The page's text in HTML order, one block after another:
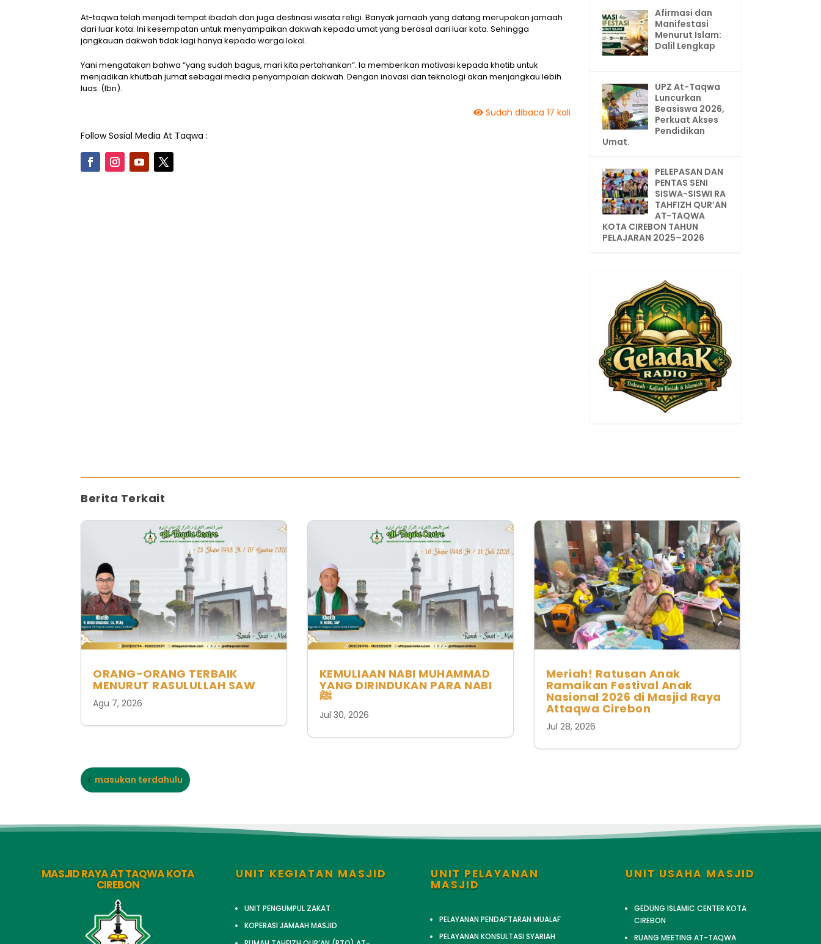
At-taqwa telah menjadi tempat ibadah dan juga destinasi wisata religi. Banyak jamaah yang datang merupakan jamaah
dari luar kota. Ini kesempatan untuk menyampaikan dakwah kepada umat yang berasal dari luar kota. Sehingga
jangkauan dakwah tidak lagi hanya kepada warga lokal.
Yani mengatakan bahwa “yang sudah bagus, mari kita pertahankan”. Ia memberikan motivasi kepada khotib untuk
menjadikan khutbah jumat sebagai media penyampaian dakwah. Dengan inovasi dan teknologi akan menjangkau lebih
luas. (Ibn).
Sudah dibaca 17 kali
Follow Sosial Media At Taqwa :
Afirmasi dan
Manifestasi
Menurut Islam:
Dalil Lengkap
UPZ At-Taqwa
Luncurkan
Beasiswa 2026,
Perkuat Akses
Pendidikan
Umat.
PELEPASAN DAN
PENTAS SENI
SISWA-SISWI RA
TAHFIZH QUR’AN
AT-TAQWA
KOTA CIREBON TAHUN
PELAJARAN 2025–2026
Berita Terkait
ORANG-ORANG TERBAIK
MENURUT RASULULLAH SAW
Agu 7, 2026
KEMULIAAN NABI MUHAMMAD
YANG DIRINDUKAN PARA NABI
ﷺ
Jul 30, 2026
Meriah! Ratusan Anak
Ramaikan Festival Anak
Nasional 2026 di Masjid Raya
Attaqwa Cirebon
Jul 28, 2026
masukan terdahulu
MASJID RAYA AT TAQWA KOTA
CIREBON
UNIT KEGIATAN MASJID
UNIT PENGUMPUL ZAKAT
KOPERASI JAMAAH MASJID
UNIT PELAYANAN
MASJID
PELAYANAN PENDAFTARAN MUALAF
PELAYANAN KONSULTASI SYARIAH
UNIT USAHA MASJID
GEDUNG ISLAMIC CENTER KOTA
CIREBON
RUANG MEETING AT-TAQWA